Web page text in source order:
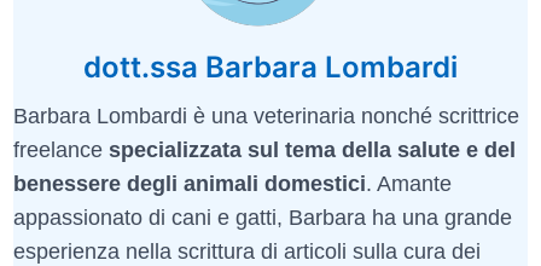
dott.ssa Barbara Lombardi
Barbara Lombardi è una veterinaria nonché scrittrice
freelance specializzata sul tema della salute e del
benessere degli animali domestici. Amante
appassionato di cani e gatti, Barbara ha una grande
esperienza nella scrittura di articoli sulla cura dei